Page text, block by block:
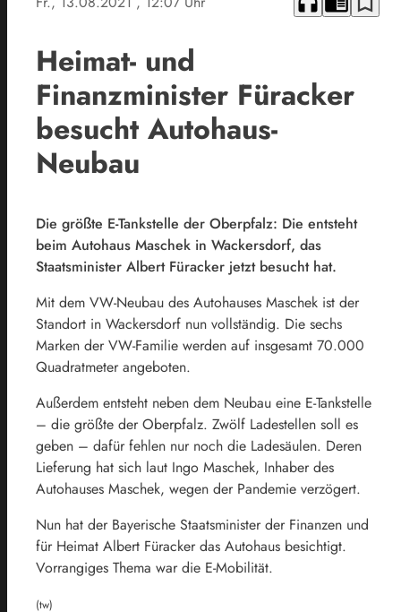
Heimat- und
Finanzminister Füracker
besucht Autohaus-
Neubau
Die größte E-Tankstelle der Oberpfalz: Die entsteht
beim Autohaus Maschek in Wackersdorf, das
Staatsminister Albert Füracker jetzt besucht hat.
Mit dem VW-Neubau des Autohauses Maschek ist der
Standort in Wackersdorf nun vollständig. Die sechs
Marken der VW-Familie werden auf insgesamt 70.000
Quadratmeter angeboten.
Außerdem entsteht neben dem Neubau eine E-Tankstelle
– die größte der Oberpfalz. Zwölf Ladestellen soll es
geben – dafür fehlen nur noch die Ladesäulen. Deren
Lieferung hat sich laut Ingo Maschek, Inhaber des
Autohauses Maschek, wegen der Pandemie verzögert.
Nun hat der Bayerische Staatsminister der Finanzen und
für Heimat Albert Füracker das Autohaus besichtigt.
Vorrangiges Thema war die E-Mobilität.
(tw)